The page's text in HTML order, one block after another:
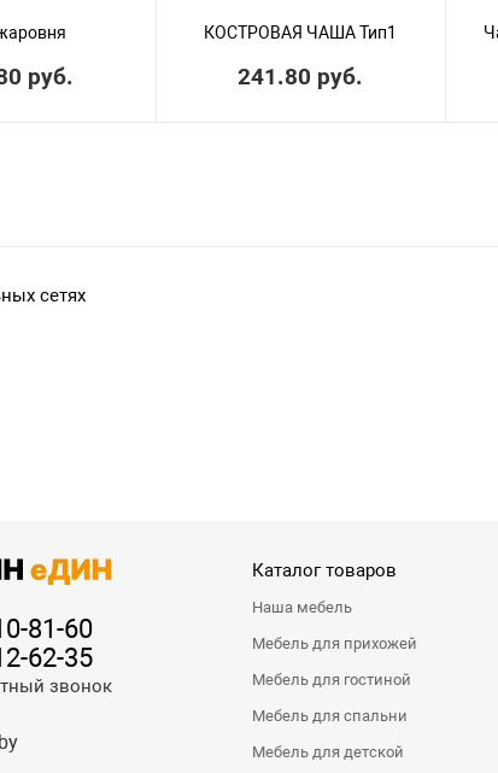
руб.
КОСТРОВАЯ ЧАША Тип1
241.80 руб.
сетях
81-60
62-35
звонок
Каталог товаров
Наша мебель
Мебель для прихожей
Мебель для гостиной
Мебель для спальни
Мебель для детской